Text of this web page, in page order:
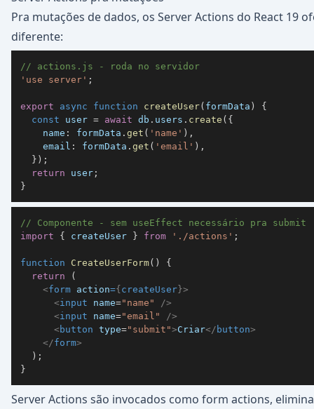
Pra mutações de dados, os Server Actions do React 19
diferente:
// actions.js - roda no servidor
'use server' ;
export async function createUser( formData )
{
const user = await db . users . create ( {
name : formData . get ( 'name' ) ,
email : formData . get ( 'email' ) ,
} ) ;
return user ;
}
// Componente - sem useEffect necessário pra submit
import
{ createUser } from './actions' ;
function CreateUserForm( )
{
return
(
<form action={createUser}>
<input name=" name "
/>
<input name="email "
/>
<button type=" submit ">Criar</ button>
</form>
) ;
}
Server Actions são invocados como form actions,